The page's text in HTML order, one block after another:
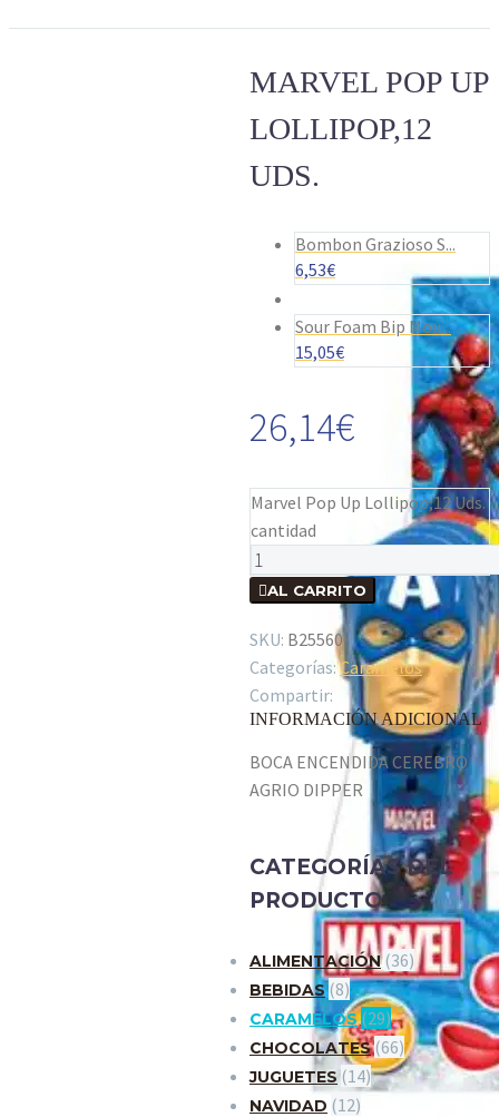
MARVEL POP UP
LOLLIPOP,12
UDS.
Bombon Grazioso S...
6,53€
Sour Foam Bip Mou...
15,05€
26,14€
Marvel Pop Up Lollipop,12 Uds.
cantidad
AL CARRITO
SKU: B25560
Categorías:Caramelos
Compartir:
INFORMACIÓN ADICIONAL
BOCA ENCENDIDA CEREBRO
AGRIO DIPPER
CATEGORÍAS DEL
PRODUCTO
ALIMENTACIÓN (36)
BEBIDAS (8)
CARAMELOS (29)
CHOCOLATES (66)
JUGUETES (14)
NAVIDAD (12)